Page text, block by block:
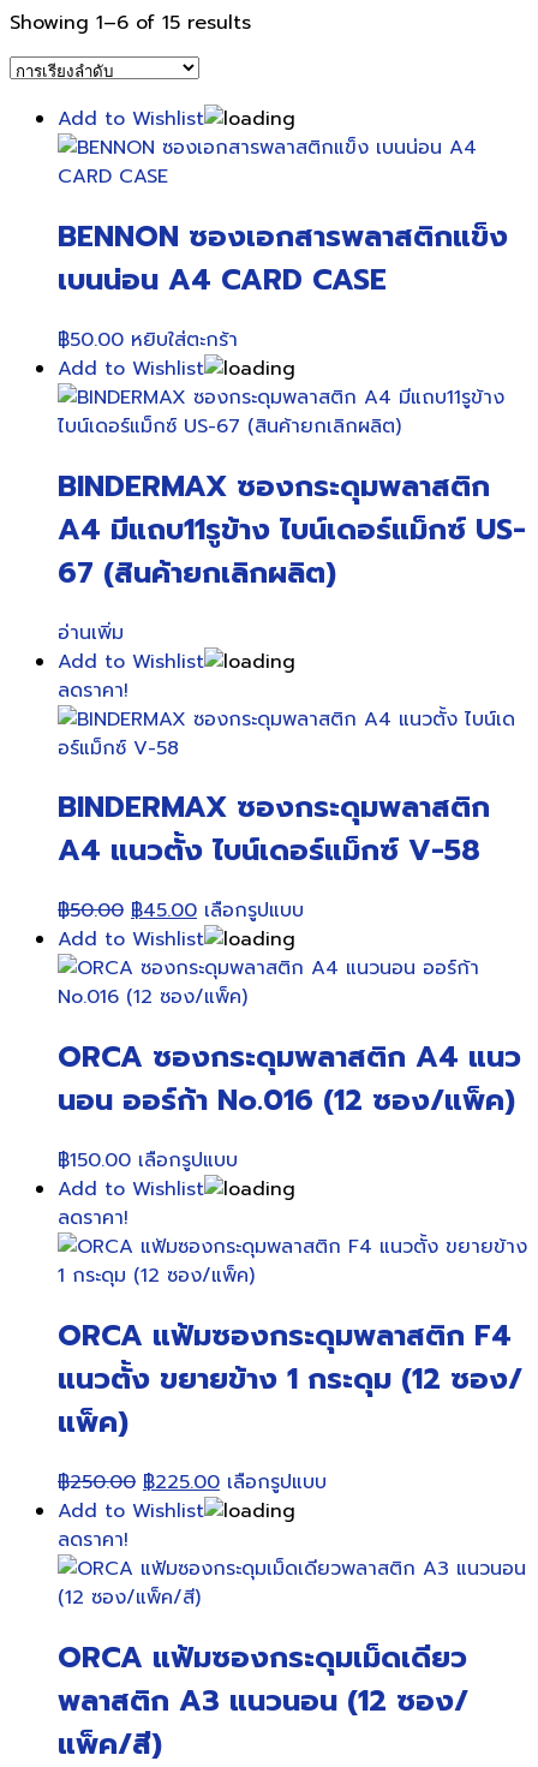
Showing 1–6 of 15 results
Add to Wishlist
BENNON ซองเอกสารพลาสติกแข็ง
เบนน่อน A4 CARD CASE
฿50.00 หยิบใส่ตะกร้า
Add to Wishlist
BINDERMAX ซองกระดุมพลาสติก
A4 มีแถบ11รูข้าง ไบน์เดอร์แม็กซ์ US-
67 (สินค้ายกเลิกผลิต)
อ่านเพิ่ม
Add to Wishlist
ลดราคา!
BINDERMAX ซองกระดุมพลาสติก
A4 แนวตั้ง ไบน์เดอร์แม็กซ์ V-58
฿50.00 Original
price
was:
฿50.00.
฿45.00Current
price
is:
฿45.00.
เลือกรูปแบบ
has
The
options
may
product
Add to Wishlist
ORCA ซองกระดุมพลาสติก A4 แนว
นอน ออร์ก้า No.016 (12 ซอง/แพ็ค)
฿150.00 เลือกรูปแบบ
product
multiple
variants.
options
may
be
the
product
Add to Wishlist
ลดราคา!
ORCA แฟ้มซองกระดุมพลาสติก F4
แนวตั้ง ขยายข้าง 1 กระดุม (12 ซอง/
แพ็ค)
฿250.00 Original
price
฿250.00.
฿225.00Current
price
฿225.00.
เลือกรูปแบบ
multiple
options
may
be
Add to Wishlist
ลดราคา!
ORCA แฟ้มซองกระดุมเม็ดเดียว
พลาสติก A3 แนวนอน (12 ซอง/
แพ็ค/สี)